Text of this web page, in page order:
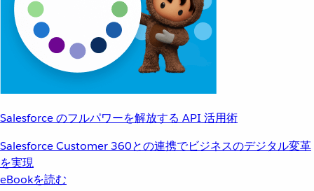
Salesforce のフルパワーを解放する API 活用術
Salesforce Customer 360との連携でビジネスのデジタル変革
を実現
eBookを読む